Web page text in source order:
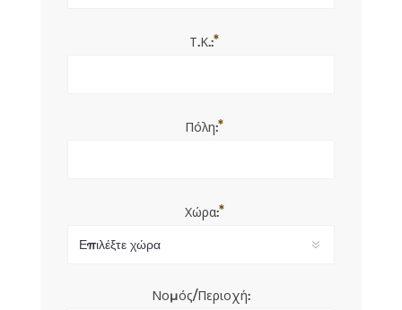
Τ.Κ.:*
Πόλη:*
Χώρα:*
Νομός/Περιοχή: